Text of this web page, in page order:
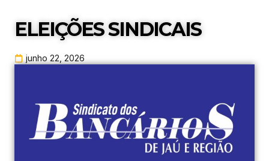
ELEIÇÕES SINDICAIS
junho 22, 2026